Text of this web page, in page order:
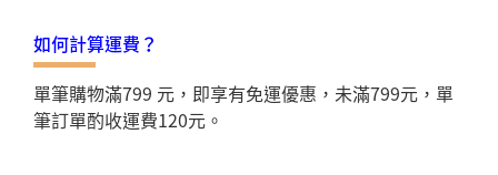
如何計算運費？
單筆購物滿799 元，即享有免運優惠，未滿799元，單
筆訂單酌收運費120元。